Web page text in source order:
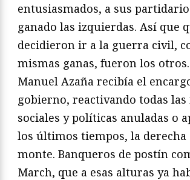
entusiasmados, a sus
ganado las izquierdas. Así que
decidieron ir a la guerra civil,
mismas ganas, fueron los
Manuel Azaña recibía el
gobierno, reactivando todas
sociales y políticas anuladas o
los últimos tiempos, la derecha
monte. Banqueros de postín
March, que a esas alturas ya